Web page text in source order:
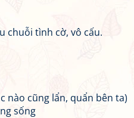
chuỗi tình cờ, vô cấu.
nào cũng lẩn, quẩn bên ta)
sống